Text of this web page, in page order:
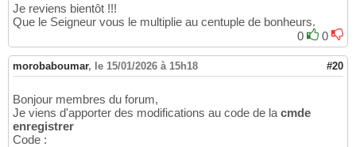
Je reviens bientôt !!!
Que le Seigneur vous le multiplie au centuple de bonheurs.
0
0
morobaboumar, le 15/01/2026 à 15h18 #20
Bonjour membres du forum,
Je viens d'apporter des modifications au code de la cmde
enregistrer
Code :